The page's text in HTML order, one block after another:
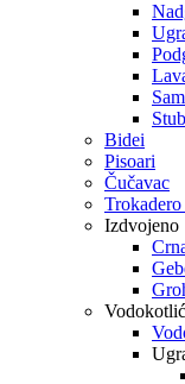
Bidei
Pisoari
Čučavac
Izdvojeno